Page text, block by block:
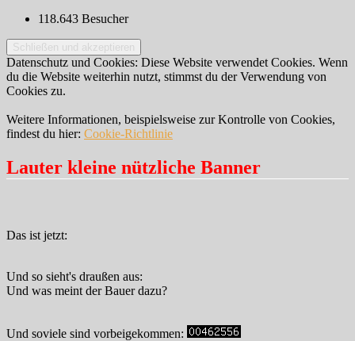
118.643 Besucher
Datenschutz und Cookies: Diese Website verwendet Cookies. Wenn
du die Website weiterhin nutzt, stimmst du der Verwendung von
Cookies zu.
Weitere Informationen, beispielsweise zur Kontrolle von Cookies,
findest du hier: Cookie-Richtlinie
Lauter kleine nützliche Banner
Das ist jetzt:
Und so sieht's draußen aus:
Und was meint der Bauer dazu?
Und soviele sind vorbeigekommen: